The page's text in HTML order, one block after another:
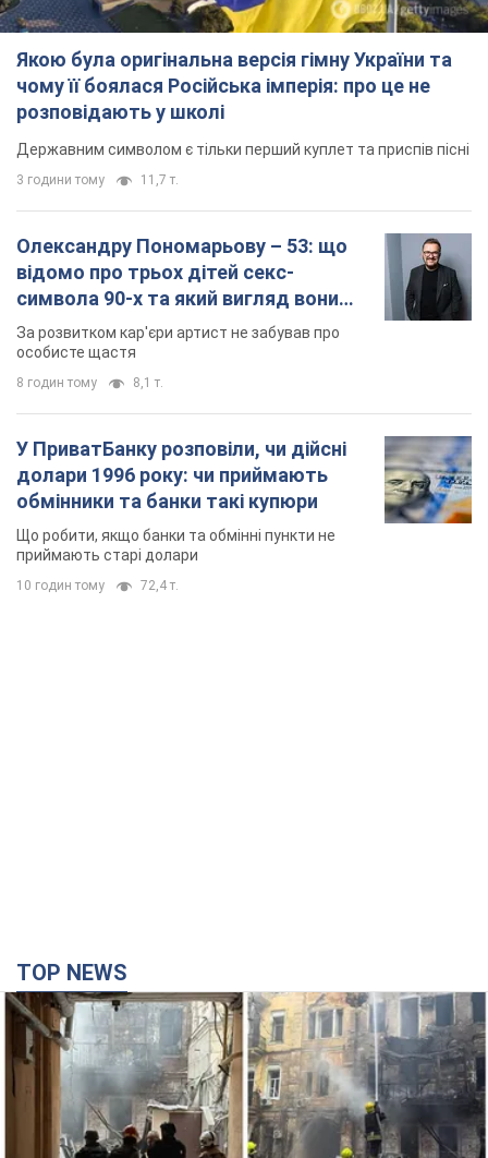
Якою була оригінальна версія гімну України та
чому її боялася Російська імперія: про це не
розповідають у школі
Державним символом є тільки перший куплет та приспів пісні
3 години тому 11,7 т.
Олександру Пономарьову – 53: що
відомо про трьох дітей секс-
символа 90-х та який вигляд вони
мають
За розвитком кар'єри артист не забував про
особисте щастя
8 годин тому 8,1 т.
У ПриватБанку розповіли, чи дійсні
долари 1996 року: чи приймають
обмінники та банки такі купюри
Що робити, якщо банки та обмінні пункти не
приймають старі долари
10 годин тому 72,4 т.
TOP NEWS